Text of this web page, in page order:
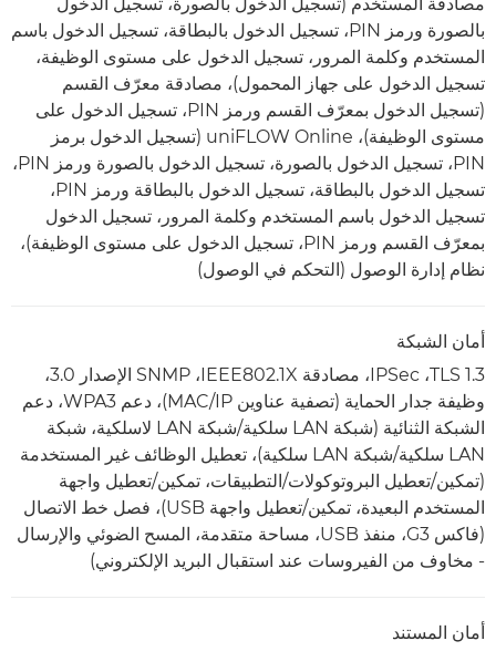
مصادقة المستخدم (تسجيل الدخول بالصورة، تسجيل الدخول
بالصورة ورمز PIN، تسجيل الدخول بالبطاقة، تسجيل الدخول باسم
المستخدم وكلمة المرور، تسجيل الدخول على مستوى الوظيفة،
تسجيل الدخول على جهاز المحمول)، مصادقة معرّف القسم
(تسجيل الدخول بمعرّف القسم ورمز PIN، تسجيل الدخول على
مستوى الوظيفة)، uniFLOW Online (تسجيل الدخول برمز
PIN، تسجيل الدخول بالصورة، تسجيل الدخول بالصورة ورمز PIN،
تسجيل الدخول بالبطاقة، تسجيل الدخول بالبطاقة ورمز PIN،
تسجيل الدخول باسم المستخدم وكلمة المرور، تسجيل الدخول
بمعرّف القسم ورمز PIN، تسجيل الدخول على مستوى الوظيفة)،
نظام إدارة الوصول (التحكم في الوصول)
أمان الشبكة
TLS 1.3، ‏IPSec، مصادقة IEEE802.1X، ‏SNMP الإصدار 3.0،
وظيفة جدار الحماية (تصفية عناوين IP/‏MAC)، دعم WPA3، دعم
الشبكة الثنائية (شبكة LAN سلكية/شبكة LAN لاسلكية، شبكة
LAN سلكية/شبكة LAN سلكية)، تعطيل الوظائف غير المستخدمة
(تمكين/تعطيل البروتوكولات/التطبيقات، تمكين/تعطيل واجهة
المستخدم البعيدة، تمكين/تعطيل واجهة USB)، فصل خط الاتصال
(فاكس G3، منفذ USB، مساحة متقدمة، المسح الضوئي والإرسال
- مخاوف من الفيروسات عند استقبال البريد الإلكتروني)
أمان المستند